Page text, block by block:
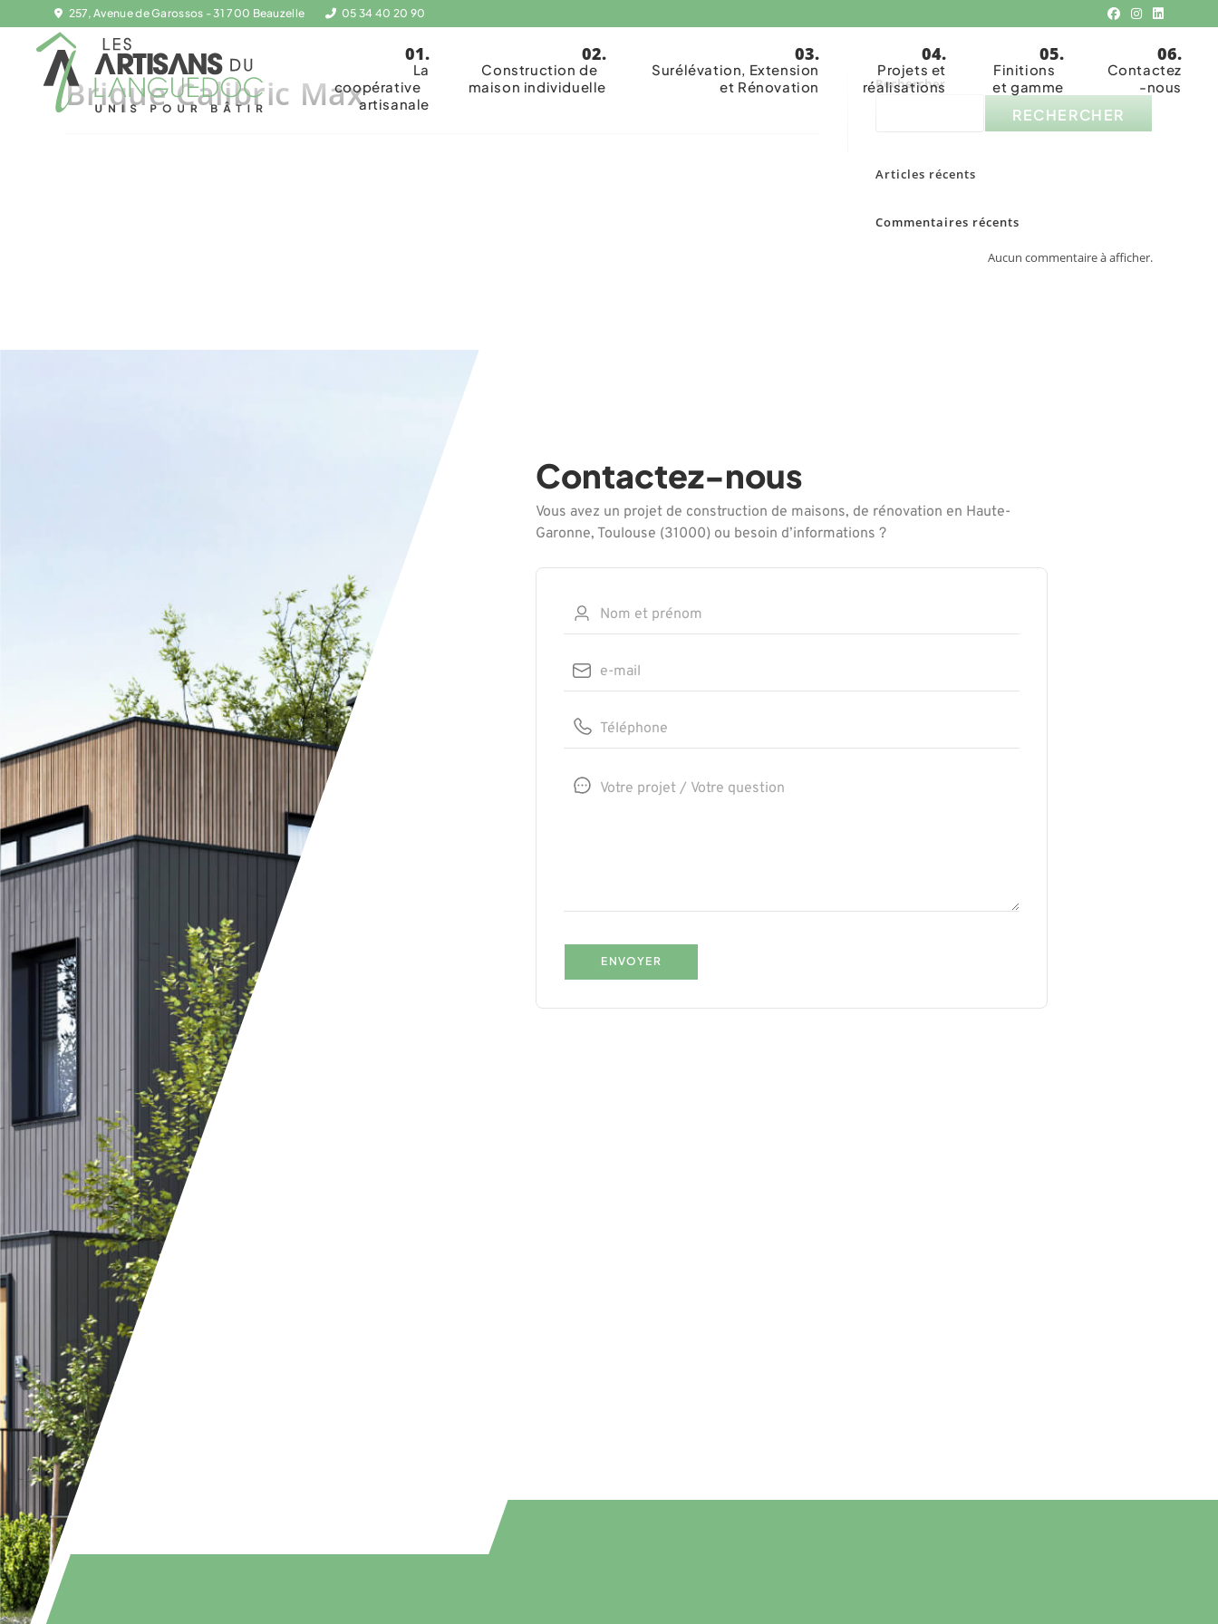
257, Avenue de Garossos - 31 700 Beauzelle 05 34 40 20 90
La
coopérative
artisanale
Construction de
maison individuelle
Surélévation, Extension
et Rénovation
Projets et
réalisations
Finitions
et gamme
Contactez
-nous
Brique Calibric Max Rechercher
RECHERCHER
Articles récents
Commentaires récents
Aucun commentaire à afficher.
Contactez-nous
Vous avez un projet de construction de maisons, de rénovation en Haute-
Garonne, Toulouse (31000) ou besoin d’informations ?
ENVOYER